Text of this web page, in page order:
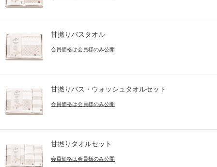
甘撚りバスタオル
会員価格は会員様のみ公開
甘撚りバス・ウォッシュタオルセット
会員価格は会員様のみ公開
甘撚りタオルセット
会員価格は会員様のみ公開